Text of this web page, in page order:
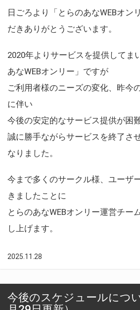
日ごろより「とらのあなWEBオン
だきありがとうございます。
2020年よりサービスを提供してま
あなWEBオンリー」ですが
ご利用者様のニーズの変化、昨今
に伴い
今後の安定的なサービス提供が困
誠に勝手ながらサービスを終了さ
なりました。
今まで多くのサークル様、ユーザ
きましたことに
とらのあなWEBオンリー運営チー
し上げます。
2025.11.28
今後のスケジュールにつ